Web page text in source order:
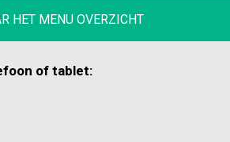
HET MENU OVERZICHT
of tablet: